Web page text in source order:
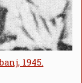
1945.